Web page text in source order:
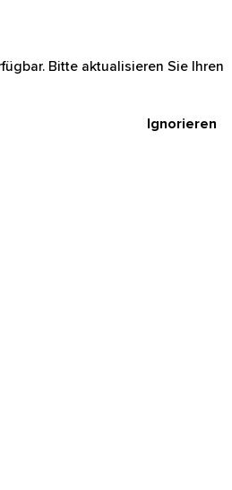
Bitte aktualisieren Sie Ihren
Ignorieren